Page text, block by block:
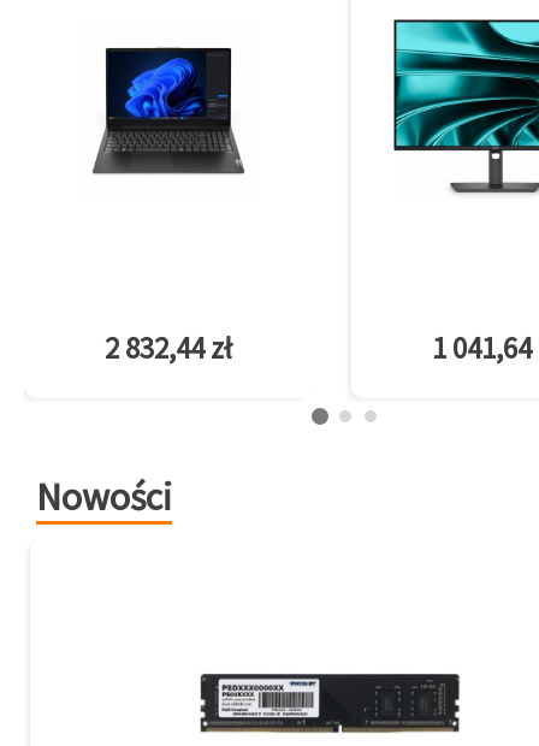
2 832,44 zł 1 041,64
Nowości